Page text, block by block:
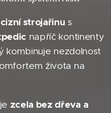
strojařinu s
napříč kontinenty
kombinuje nezdolnost
života na
zcela bez dřeva a